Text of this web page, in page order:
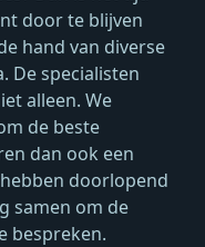
door te blijven
hand van diverse
De specialisten
alleen. We
de beste
dan ook een
doorlopend
samen om de
bespreken.